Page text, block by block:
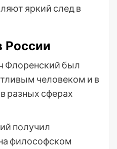
яркий след в
России
Флоренский был
человеком и в
разных сферах
получил
философском